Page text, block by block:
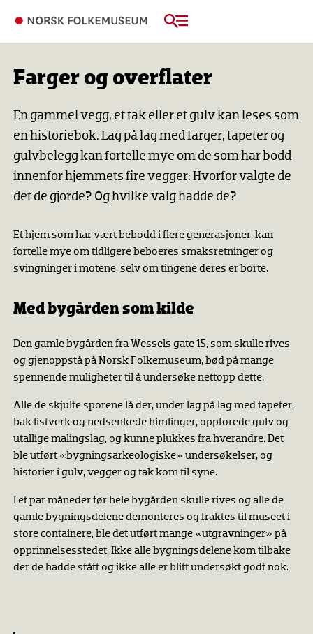
Farger og overflater
En gammel vegg, et tak eller et gulv kan leses som
en historiebok. Lag på lag med farger, tapeter og
gulvbelegg kan fortelle mye om de som har bodd
innenfor hjemmets fire vegger: Hvorfor valgte de
det de gjorde? Og hvilke valg hadde de?
Et hjem som har vært bebodd i flere generasjoner, kan
fortelle mye om tidligere beboeres smaksretninger og
svingninger i motene, selv om tingene deres er borte.
Med bygården som kilde
Den gamle bygården fra Wessels gate 15, som skulle rives
og gjenoppstå på Norsk Folkemuseum, bød på mange
spennende muligheter til å undersøke nettopp dette.
Alle de skjulte sporene lå der, under lag på lag med tapeter,
bak listverk og nedsenkede himlinger, oppforede gulv og
utallige malingslag, og kunne plukkes fra hverandre. Det
ble utført «bygningsarkeologiske» undersøkelser, og
historier i gulv, vegger og tak kom til syne.
I et par måneder før hele bygården skulle rives og alle de
gamle bygningsdelene demonteres og fraktes til museet i
store containere, ble det utført mange «utgravninger» på
opprinnelsesstedet. Ikke alle bygningsdelene kom tilbake
der de hadde stått og ikke alle er blitt undersøkt godt nok.